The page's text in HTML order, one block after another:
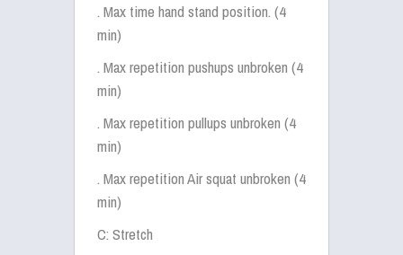
. Max time hand stand position. (4
min)
. Max repetition pushups unbroken (4
min)
. Max repetition pullups unbroken (4
min)
. Max repetition Air squat unbroken (4
min)
C: Stretch